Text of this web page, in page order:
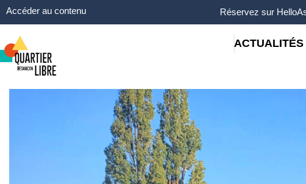
Accéder au contenu Réservez sur
ACTUALITÉS
Panneau de gestion des cookies